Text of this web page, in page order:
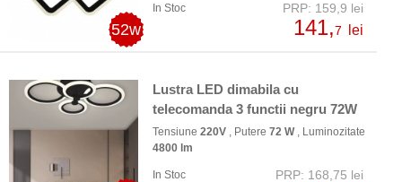
52w
In Stoc PRP: 159,9 lei
141,7 lei
Lustra LED dimabila cu
telecomanda 3 functii negru 72W
Tensiune 220V , Putere 72 W, Luminozitate
4800 lm
In Stoc PRP: 168,75 lei